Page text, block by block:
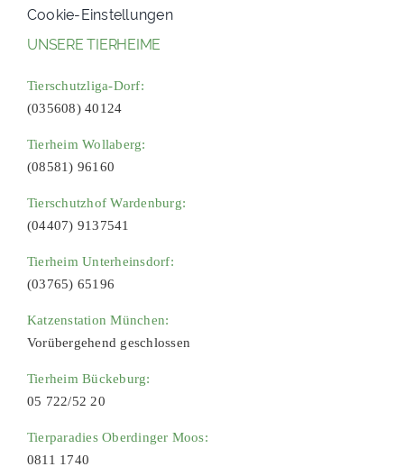
Cookie-Einstellungen
UNSERE TIERHEIME
Tierschutzliga-Dorf:
(035608) 40124
Tierheim Wollaberg:
(08581) 96160
Tierschutzhof Wardenburg:
(04407) 9137541
Tierheim Unterheinsdorf:
(03765) 65196
Katzenstation München:
Vorübergehend geschlossen
Tierheim Bückeburg:
05 722/52 20
Tierparadies Oberdinger Moos:
0811 1740